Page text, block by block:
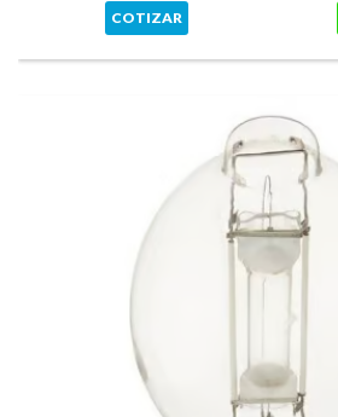
COTIZAR